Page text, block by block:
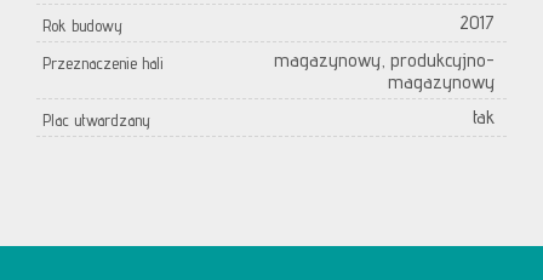
Rok budowy
2017
Przeznaczenie hali
magazynowy, produkcyjno-
magazynowy
Plac utwardzany tak